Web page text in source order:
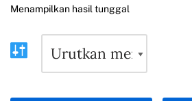
Menampilkan hasil tunggal